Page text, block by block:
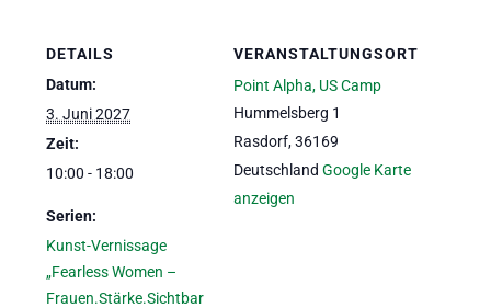
DETAILS
Datum:
3. Juni 2027
Zeit:
10:00 - 18:00
Serien:
Kunst-Vernissage
„Fearless Women –
Frauen.Stärke.Sichtbar
VERANSTALTUNGSORT
Point Alpha, US Camp
Hummelsberg 1
Rasdorf, 36169
Deutschland Google Karte
anzeigen